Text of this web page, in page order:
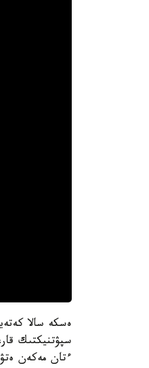
سپۋتنيكتىك
ءتان مەكەن ەتۋ